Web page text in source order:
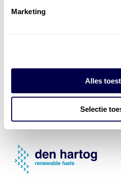
Marketing
Alles
Selectie
Installatie van laadinfra
EnergiebeheerenERE’s
en